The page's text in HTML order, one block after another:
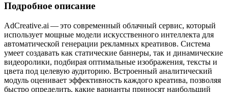
Подробное описание
AdCreative.ai — это современный облачный сервис, который
использует мощные модели искусственного интеллекта для
автоматической генерации рекламных креативов. Система
умеет создавать как статические баннеры, так и динамические
видеоролики, подбирая оптимальные изображения, тексты и
цвета под целевую аудиторию. Встроенный аналитический
модуль оценивает эффективность каждого креатива, позволяя
быстро определить, какие варианты приносят наибольший